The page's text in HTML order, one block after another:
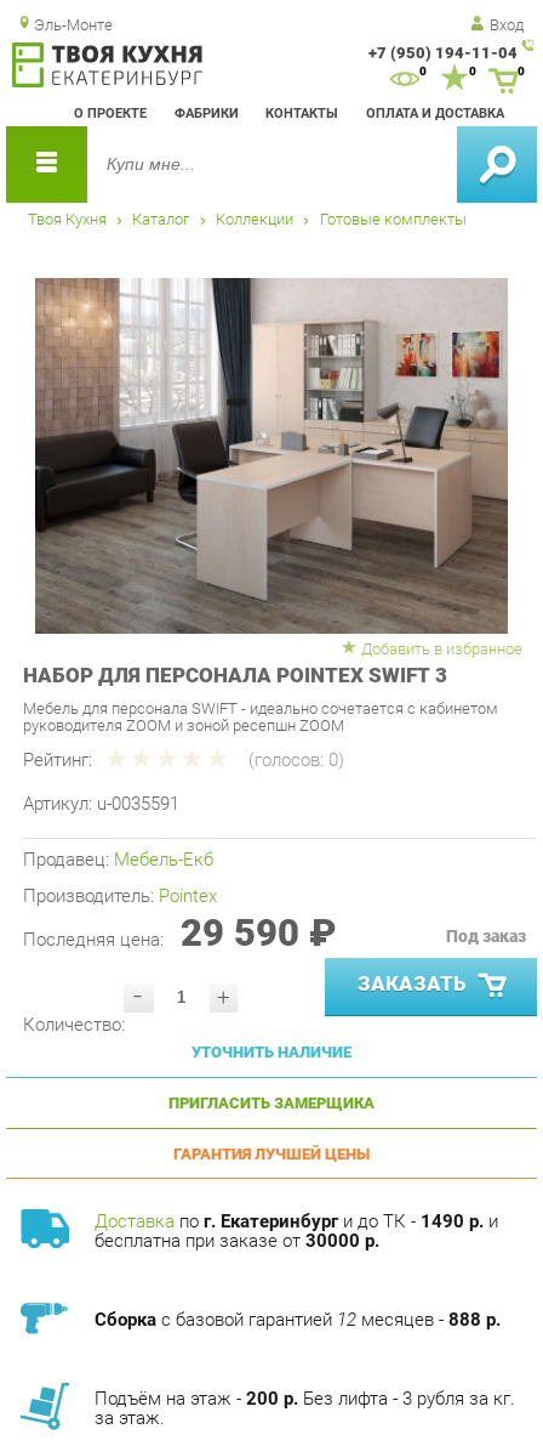
Эль-Монте Вход
+7 (950) 194-11-04
О ПРОЕКТЕ ФАБРИКИ КОНТАКТЫ ОПЛАТА И ДОСТАВКА
0 0
Твоя Кухня Каталог Коллекции Готовые комплекты
Добавить в избранное
НАБОР ДЛЯ ПЕРСОНАЛА POINTEX SWIFT 3
Мебель для персонала SWIFT - идеально сочетается с кабинетом
Рейтинг: (голосов:0)
Артикул: u-0035591
Производитель:Pointex
Последняя цена: 29 590 ₽
- ЗАКАЗАТЬ
УТОЧНИТЬ НАЛИЧИЕ
ПРИГЛАСИТЬ ЗАМЕРЩИКА
ГАРАНТИЯ ЛУЧШЕЙ ЦЕНЫ
КОЛЛЕКЦИИ